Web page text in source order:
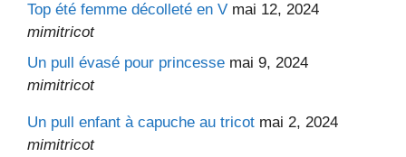
Top été femme décolleté en V mai 12, 2024
mimitricot
Un pull évasé pour princesse mai 9, 2024
mimitricot
Un pull enfant à capuche au tricot mai 2, 2024
mimitricot